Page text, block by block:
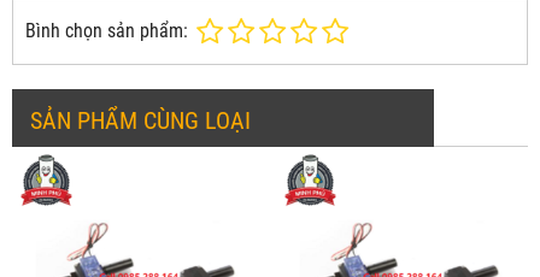
Bình chọn sản phẩm:
SẢN PHẨM CÙNG LOẠI